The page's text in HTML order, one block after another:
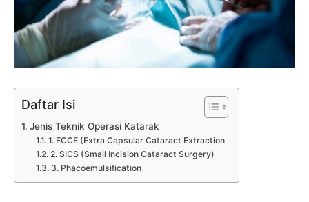
Daftar Isi
Jenis Teknik Operasi Katarak
1. ECCE (Extra Capsular Cataract Extraction
2. SICS (Small Incision Cataract Surgery)
3. Phacoemulsification